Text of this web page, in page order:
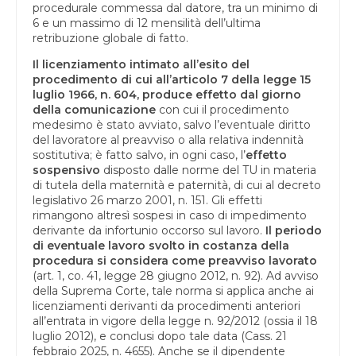
procedurale commessa dal datore, tra un minimo di
6 e un massimo di 12 mensilità dell’ultima
retribuzione globale di fatto.
Il licenziamento intimato all’esito del
procedimento di cui all’articolo 7 della legge 15
luglio 1966, n. 604, produce effetto dal giorno
della comunicazione con cui il procedimento
medesimo è stato avviato, salvo l’eventuale diritto
del lavoratore al preavviso o alla relativa indennità
sostitutiva; è fatto salvo, in ogni caso, l’effetto
sospensivo disposto dalle norme del TU in materia
di tutela della maternità e paternità, di cui al decreto
legislativo 26 marzo 2001, n. 151. Gli effetti
rimangono altresì sospesi in caso di impedimento
derivante da infortunio occorso sul lavoro. Il periodo
di eventuale lavoro svolto in costanza della
procedura si considera come preavviso lavorato
(art. 1, co. 41, legge 28 giugno 2012, n. 92). Ad avviso
della Suprema Corte, tale norma si applica anche ai
licenziamenti derivanti da procedimenti anteriori
all’entrata in vigore della legge n. 92/2012 (ossia il 18
luglio 2012), e conclusi dopo tale data (Cass. 21
febbraio 2025, n. 4655). Anche se il dipendente